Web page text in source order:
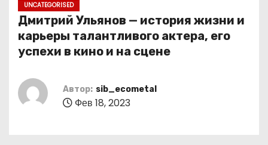
UNCATEGORISED
Дмитрий Ульянов — история жизни и
карьеры талантливого актера, его
успехи в кино и на сцене
Автор: sib_ecometal
Фев 18, 2023